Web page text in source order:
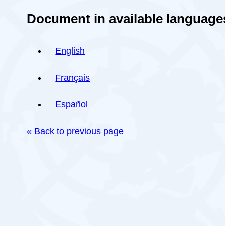
Document in available
English
Français
Español
« Back to previous page